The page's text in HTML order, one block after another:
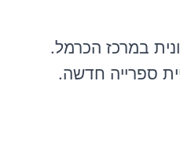
במרכז הכרמל.
ספרייה חדשה.